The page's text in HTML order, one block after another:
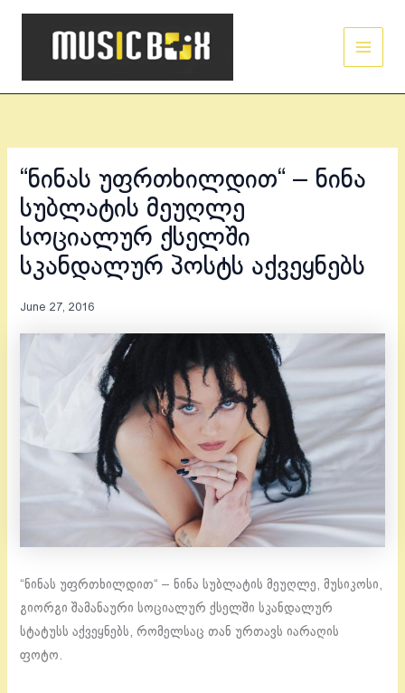
Skip
“ნინას უფრთხილდით“ – ნინა
სუბლატის მეუღლე
სოციალურ ქსელში
სკანდალურ პოსტს აქვეყნებს
June 27, 2016
“ნინას უფრთხილდით“ – ნინა სუბლატის მეუღლე, მუსიკოსი,
გიორგი შამანაური სოციალურ ქსელში სკანდალურ
სტატუსს აქვეყნებს, რომელსაც თან ურთავს იარაღის
ფოტო.